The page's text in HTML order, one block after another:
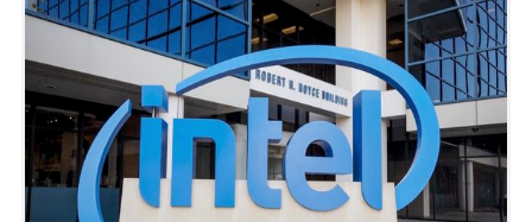
2 元 5 10 元
50 元 自定义
付费内容
¥
6位以上